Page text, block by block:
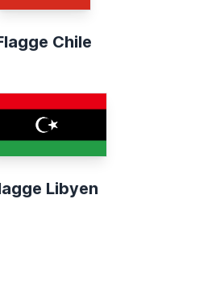
Chile
Libyen